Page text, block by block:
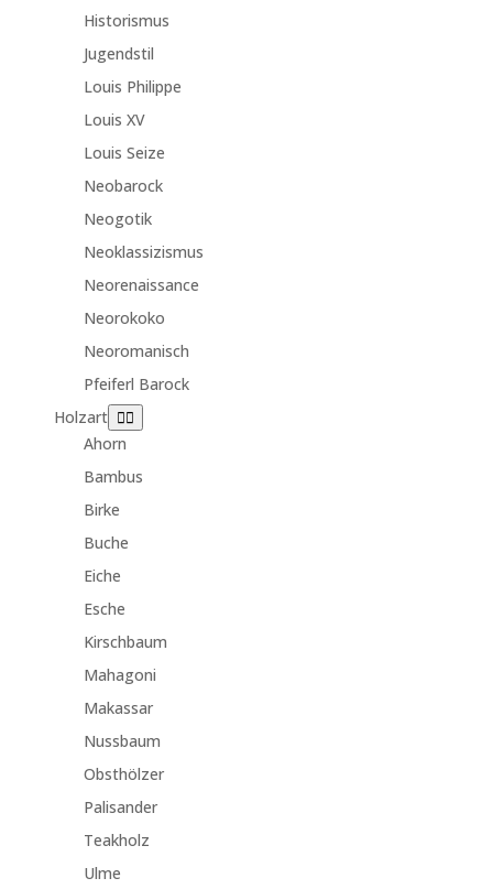
Historismus
Jugendstil
Louis Philippe
Louis XV
Louis Seize
Neobarock
Neogotik
Neoklassizismus
Neorenaissance
Neorokoko
Neoromanisch
Pfeiferl Barock
Holzart
Ahorn
Bambus
Birke
Buche
Eiche
Esche
Kirschbaum
Mahagoni
Makassar
Nussbaum
Obsthölzer
Palisander
Teakholz
Ulme